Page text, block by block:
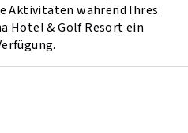
Aktivitäten während Ihres
Hotel & Golf Resort ein